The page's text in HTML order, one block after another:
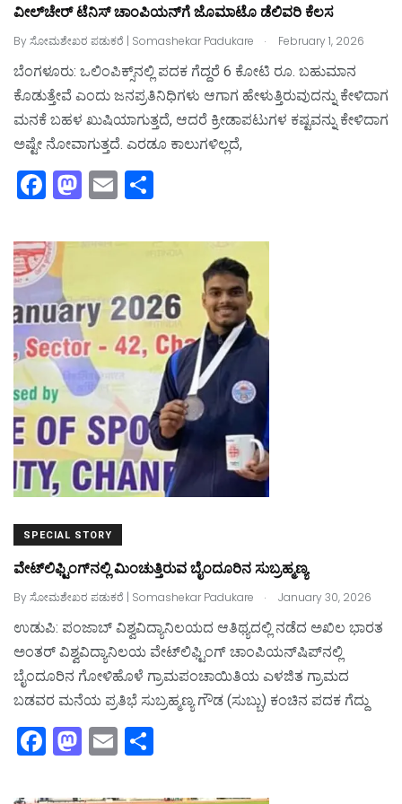
ವೀಲ್‌ಚೇರ್‌ ಟೆನಿಸ್‌ ಚಾಂಪಿಯನ್‌ಗೆ ಜೊಮಾಟೊ ಡೆಲಿವರಿ ಕೆಲಸ
Byಸೋಮಶೇಖರ ಪಡುಕರೆ | Somashekar Padukare . February 1, 2026
ಬೆಂಗಳೂರು: ಒಲಿಂಪಿಕ್ಸ್‌ನಲ್ಲಿ ಪದಕ ಗೆದ್ದರೆ 6 ಕೋಟಿ ರೂ. ಬಹುಮಾನ
ಕೊಡುತ್ತೇವೆ ಎಂದು ಜನಪ್ರತಿನಿಧಿಗಳು ಆಗಾಗ ಹೇಳುತ್ತಿರುವುದನ್ನು ಕೇಳಿದಾಗ
ಮನಕೆ ಬಹಳ ಖುಷಿಯಾಗುತ್ತದೆ, ಆದರೆ ಕ್ರೀಡಾಪಟುಗಳ ಕಷ್ಟವನ್ನು ಕೇಳಿದಾಗ
ಅಷ್ಟೇ ನೋವಾಗುತ್ತದೆ. ಎರಡೂ ಕಾಲುಗಳಿಲ್ಲದೆ,
F
a
c
e
b
o
o
k
M
a
st
d
o
n
E
m
ai ar
SPECIAL STORY
ವೇಟ್‌ಲಿಫ್ಟಿಂಗ್‌ನಲ್ಲಿ ಮಿಂಚುತ್ತಿರುವ ಬೈಂದೂರಿನ ಸುಬ್ರಹ್ಮಣ್ಯ
Byಸೋಮಶೇಖರ ಪಡುಕರೆ | Somashekar Padukare . January 30, 2026
ಉಡುಪಿ: ಪಂಜಾಬ್‌ ವಿಶ್ವವಿದ್ಯಾನಿಲಯದ ಆತಿಥ್ಯದಲ್ಲಿ ನಡೆದ ಅಖಿಲ ಭಾರತ
ಅಂತರ್‌ ವಿಶ್ವವಿದ್ಯಾನಿಲಯ ವೇಟ್‌ಲಿಫ್ಟಿಂಗ್‌ ಚಾಂಪಿಯನ್‌ಷಿಪ್‌ನಲ್ಲಿ
ಬೈಂದೂರಿನ ಗೋಳಿಹೊಳೆ ಗ್ರಾಮಪಂಚಾಯಿತಿಯ ಎಳಜಿತ ಗ್ರಾಮದ
ಬಡವರ ಮನೆಯ ಪ್ರತಿಭೆ ಸುಬ್ರಹ್ಮಣ್ಯ ಗೌಡ (ಸುಬ್ಬು) ಕಂಚಿನ ಪದಕ ಗೆದ್ದು
F
a
M
a
E
m